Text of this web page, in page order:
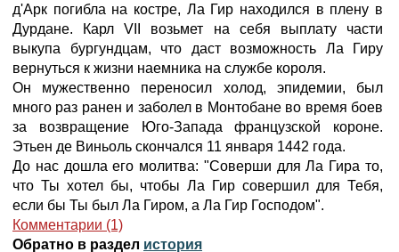
д'Арк погибла на костре, Ла Гир находился в плену в
Дурдане. Карл VII возьмет на себя выплату части
выкупа бургундцам, что даст возможность Ла Гиру
вернуться к жизни наемника на службе короля.
Он мужественно переносил холод, эпидемии, был
много раз ранен и заболел в Монтобане во время боев
за возвращение Юго-Запада французской короне.
Этьен де Виньоль скончался 11 января 1442 года.
До нас дошла его молитва: "Соверши для Ла Гира то,
что Ты хотел бы, чтобы Ла Гир совершил для Тебя,
если бы Ты был Ла Гиром, а Ла Гир Господом".
Комментарии (1)
Обратно в раздел история